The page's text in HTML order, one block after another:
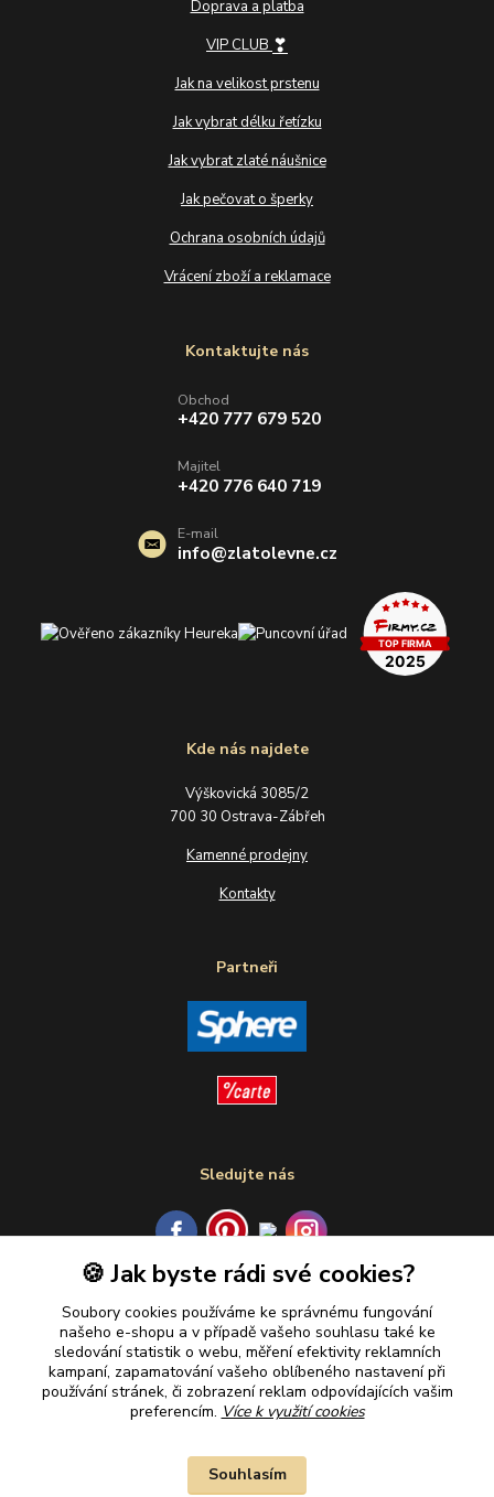
Doprava a platba
VIP CLUB ❣
Jak na velikost prstenu
Jak vybrat délku řetízku
Jak vybrat zlaté náušnice
Jak pečovat o šperky
Ochrana osobních údajů
Vrácení zboží a reklamace
Kde nás najdete
Výškovická 3085/2
700 30 Ostrava-Zábřeh
Kamenné prodejny
Kontakty
Partneři
Sledujte nás
Kontaktujte nás
Obchod
+420 777 679 520
Majitel
+420 776 640 719
E-mail
info@zlatolevne.cz
🍪 Jak byste rádi své cookies?
Soubory cookies používáme ke správnému fungování
našeho e-shopu a v případě vašeho souhlasu také ke
sledování statistik o webu, měření efektivity reklamních
kampaní, zapamatování vašeho oblíbeného nastavení při
používání stránek, či zobrazení reklam odpovídajících vašim
preferencím. Více k využití cookies
Souhlasím